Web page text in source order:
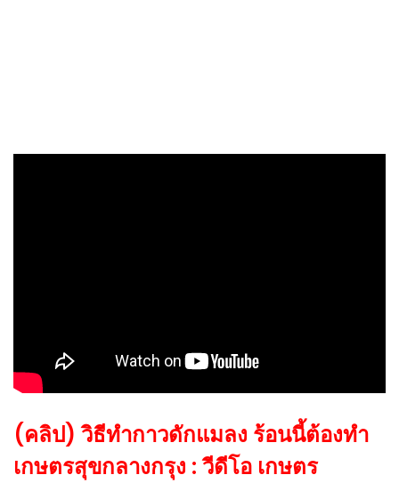
(คลิป) วิธีทำกาวดักแมลง ร้อนนี้ต้องทำ
เกษตรสุขกลางกรุง : วีดีโอ เกษตร